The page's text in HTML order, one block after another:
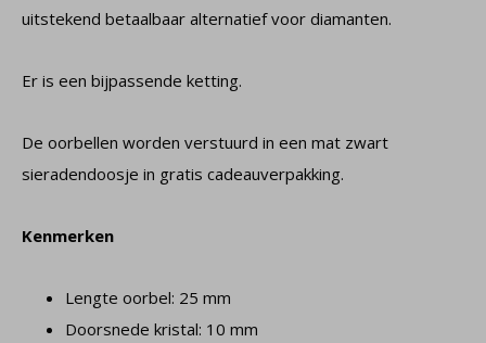
uitstekend betaalbaar alternatief voor diamanten.
Er is een bijpassende ketting.
De oorbellen worden verstuurd in een mat zwart
sieradendoosje in gratis cadeauverpakking.
Kenmerken
Lengte oorbel: 25 mm
Doorsnede kristal: 10 mm